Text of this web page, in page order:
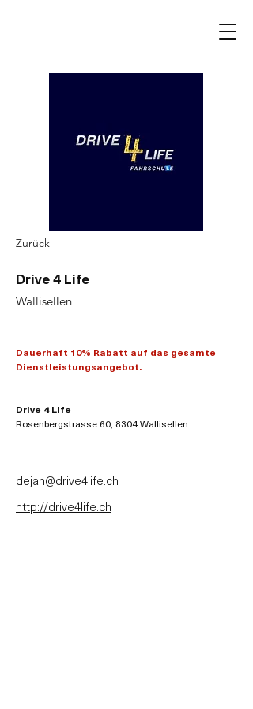
Zurück
Drive 4 Life
Wallisellen
Dauerhaft 10% Rabatt auf das gesamte
Dienstleistungsangebot.
Drive 4 Life
Rosenbergstrasse 60, 8304 Wallisellen
dejan@drive4life.ch
http://drive4life.ch